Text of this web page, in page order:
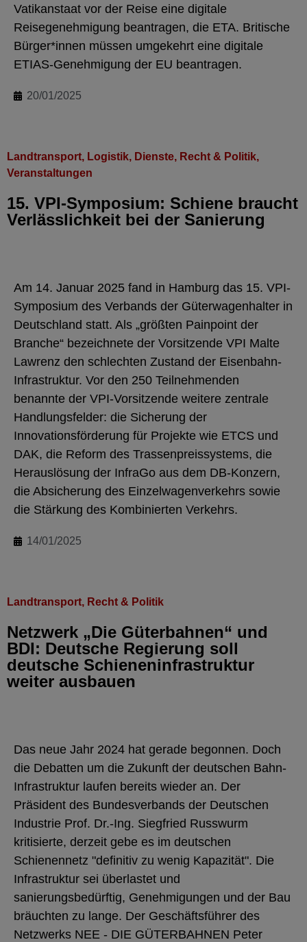
Vatikanstaat vor der Reise eine digitale
Reisegenehmigung beantragen, die ETA. Britische
Bürger*innen müssen umgekehrt eine digitale
ETIAS-Genehmigung der EU beantragen.
20/01/2025
Landtransport, Logistik, Dienste, Recht & Politik,
Veranstaltungen
15. VPI-Symposium: Schiene braucht
Verlässlichkeit bei der Sanierung
Am 14. Januar 2025 fand in Hamburg das 15. VPI-
Symposium des Verbands der Güterwagenhalter in
Deutschland statt. Als „größten Painpoint der
Branche“ bezeichnete der Vorsitzende VPI Malte
Lawrenz den schlechten Zustand der Eisenbahn-
Infrastruktur. Vor den 250 Teilnehmenden
benannte der VPI-Vorsitzende weitere zentrale
Handlungsfelder: die Sicherung der
Innovationsförderung für Projekte wie ETCS und
DAK, die Reform des Trassenpreissystems, die
Herauslösung der InfraGo aus dem DB-Konzern,
die Absicherung des Einzelwagenverkehrs sowie
die Stärkung des Kombinierten Verkehrs.
14/01/2025
Landtransport, Recht & Politik
Netzwerk „Die Güterbahnen“ und
BDI: Deutsche Regierung soll
deutsche Schieneninfrastruktur
weiter ausbauen
Das neue Jahr 2024 hat gerade begonnen. Doch
die Debatten um die Zukunft der deutschen Bahn-
Infrastruktur laufen bereits wieder an. Der
Präsident des Bundesverbands der Deutschen
Industrie Prof. Dr.-Ing. Siegfried Russwurm
kritisierte, derzeit gebe es im deutschen
Schienennetz "definitiv zu wenig Kapazität". Die
Infrastruktur sei überlastet und
sanierungsbedürftig, Genehmigungen und der Bau
bräuchten zu lange. Der Geschäftsführer des
Netzwerks NEE - DIE GÜTERBAHNEN Peter